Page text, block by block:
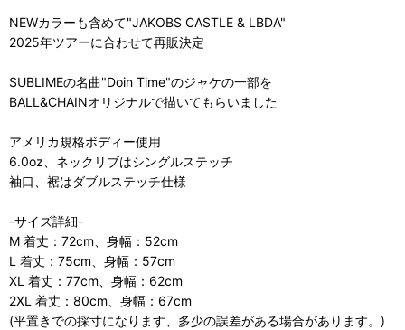
NEWカラーも含めて"JAKOBS CASTLE & LBDA"
2025年ツアーに合わせて再販決定
SUBLIMEの名曲"Doin Time"のジャケの一部を
BALL&CHAINオリジナルで描いてもらいました
アメリカ規格ボディー使用
6.0oz、ネックリブはシングルステッチ
袖口、裾はダブルステッチ仕様
-サイズ詳細-
M 着丈：72cm、身幅：52cm
L 着丈：75cm、身幅：57cm
XL 着丈：77cm、身幅：62cm
2XL 着丈：80cm、身幅：67cm
(平置きでの採寸になります、多少の誤差がある場合があります。)